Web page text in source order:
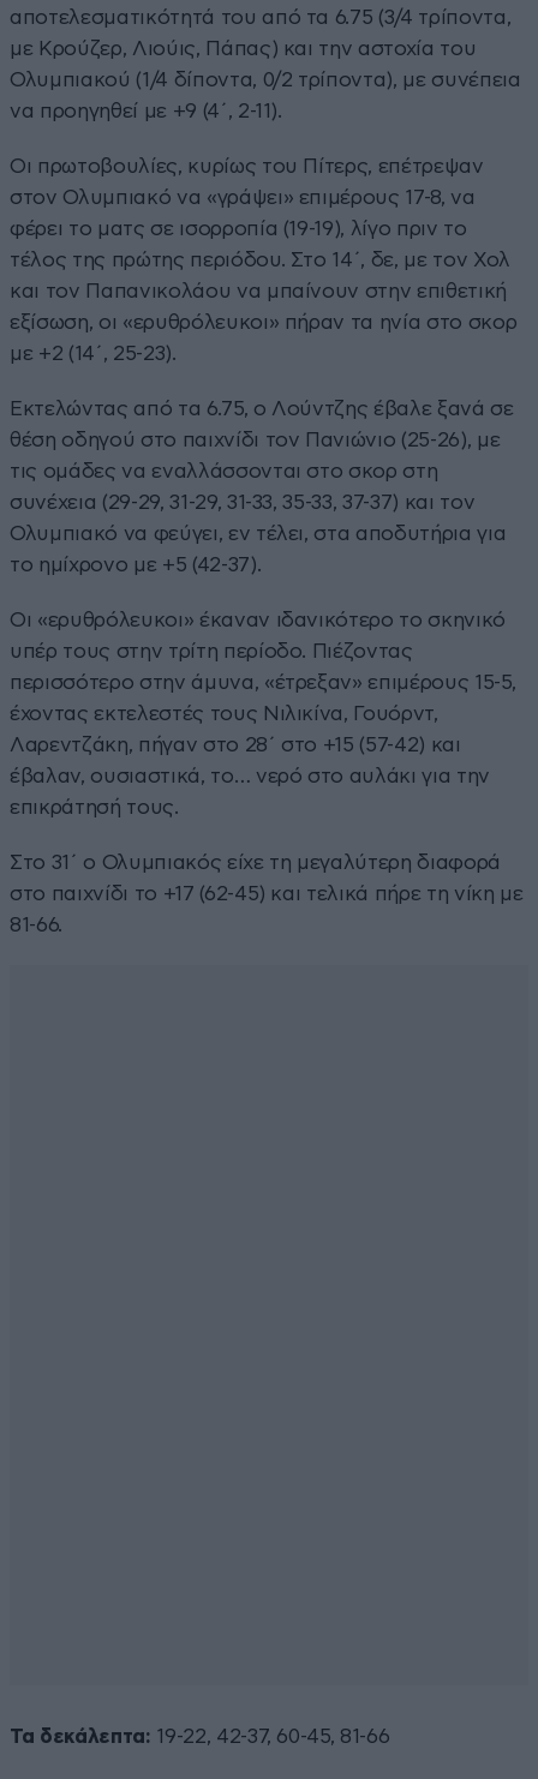
αποτελεσματικότητά του από τα 6.75 (3/4 τρίποντα,
με Κρούζερ, Λιούις, Πάπας) και την αστοχία του
Ολυμπιακού (1/4 δίποντα, 0/2 τρίποντα), με συνέπεια
να προηγηθεί με +9 (4΄, 2-11).
Οι πρωτοβουλίες, κυρίως του Πίτερς, επέτρεψαν
στον Ολυμπιακό να «γράψει» επιμέρους 17-8, να
φέρει το ματς σε ισορροπία (19-19), λίγο πριν το
τέλος της πρώτης περιόδου. Στο 14΄, δε, με τον Χολ
και τον Παπανικολάου να μπαίνουν στην επιθετική
εξίσωση, οι «ερυθρόλευκοι» πήραν τα ηνία στο σκορ
με +2 (14΄, 25-23).
Εκτελώντας από τα 6.75, ο Λούντζης έβαλε ξανά σε
θέση οδηγού στο παιχνίδι τον Πανιώνιο (25-26), με
τις ομάδες να εναλλάσσονται στο σκορ στη
συνέχεια (29-29, 31-29, 31-33, 35-33, 37-37) και τον
Ολυμπιακό να φεύγει, εν τέλει, στα αποδυτήρια για
το ημίχρονο με +5 (42-37).
Οι «ερυθρόλευκοι» έκαναν ιδανικότερο το σκηνικό
υπέρ τους στην τρίτη περίοδο. Πιέζοντας
περισσότερο στην άμυνα, «έτρεξαν» επιμέρους 15-5,
έχοντας εκτελεστές τους Νιλικίνα, Γουόρντ,
Λαρεντζάκη, πήγαν στο 28΄ στο +15 (57-42) και
έβαλαν, ουσιαστικά, το… νερό στο αυλάκι για την
επικράτησή τους.
Στο 31΄ ο Ολυμπιακός είχε τη μεγαλύτερη διαφορά
στο παιχνίδι το +17 (62-45) και τελικά πήρε τη νίκη με
81-66.
Τα δεκάλεπτα: 19-22, 42-37, 60-45, 81-66